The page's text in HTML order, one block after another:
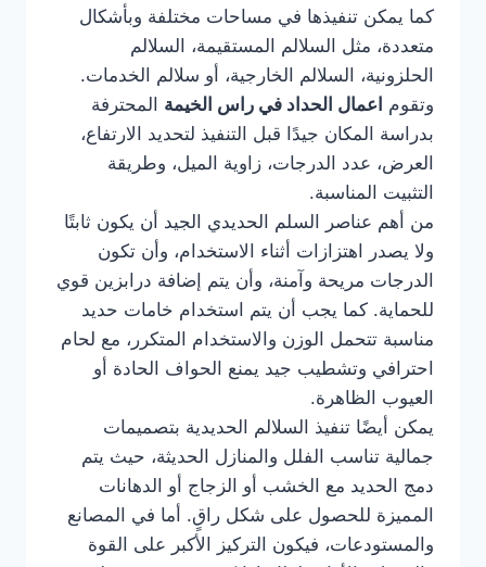
كما يمكن تنفيذها في مساحات مختلفة وبأشكال
متعددة، مثل السلالم المستقيمة، السلالم
الحلزونية، السلالم الخارجية، أو سلالم الخدمات.
وتقوم اعمال الحداد في راس الخيمة المحترفة
بدراسة المكان جيدًا قبل التنفيذ لتحديد الارتفاع،
العرض، عدد الدرجات، زاوية الميل، وطريقة
التثبيت المناسبة.
من أهم عناصر السلم الحديدي الجيد أن يكون ثابتًا
ولا يصدر اهتزازات أثناء الاستخدام، وأن تكون
الدرجات مريحة وآمنة، وأن يتم إضافة درابزين قوي
للحماية. كما يجب أن يتم استخدام خامات حديد
مناسبة تتحمل الوزن والاستخدام المتكرر، مع لحام
احترافي وتشطيب جيد يمنع الحواف الحادة أو
العيوب الظاهرة.
يمكن أيضًا تنفيذ السلالم الحديدية بتصميمات
جمالية تناسب الفلل والمنازل الحديثة، حيث يتم
دمج الحديد مع الخشب أو الزجاج أو الدهانات
المميزة للحصول على شكل راقٍ. أما في المصانع
والمستودعات، فيكون التركيز الأكبر على القوة